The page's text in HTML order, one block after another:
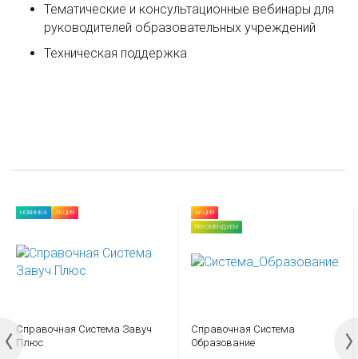
Тематические и консультационные вебинары для
руководителей образовательных учреждений
Техническая поддержка
НОВИНКА АКЦИЯ
Справочная Система Завуч
Плюс
АКЦИЯ
РЕКОМЕНДУЕМ
Справочная Система
Образование